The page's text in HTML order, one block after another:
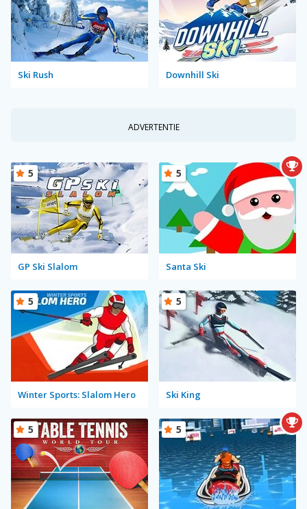
Ski Rush Downhill Ski
ADVERTENTIE
GP Ski Slalom
5
Santa Ski
5
Winter Sports: Slalom Hero
5
Ski King
5
5 5